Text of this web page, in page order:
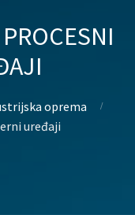
oprema
uređaji